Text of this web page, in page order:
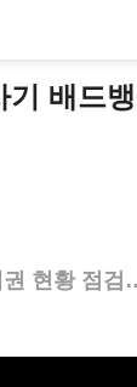
기 배드
현황 점검